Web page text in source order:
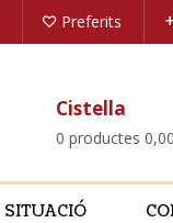
Preferits
Cistella
0 productes 0,00
SITUACIÓ